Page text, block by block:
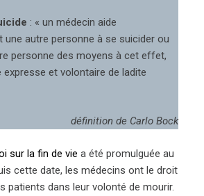
: « un médecin aide
une autre personne à se suicider ou
personne des moyens à cet effet,
expresse et volontaire de ladite
définition de Carlo Bock
sur la fin de vie a été promulguée au
cette date, les médecins ont le droit
patients dans leur volonté de mourir.